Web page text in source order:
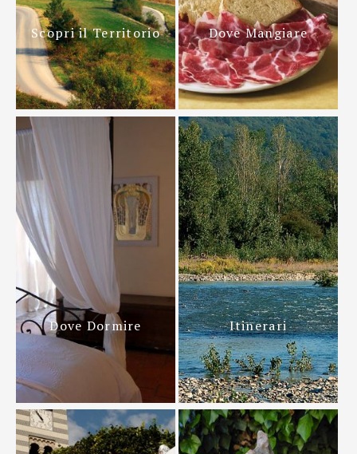
Scopri il Territorio Dove Mangiare
Dove Dormire Itinerari